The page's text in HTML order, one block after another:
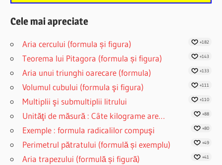
Cele mai apreciate
Aria cercului (formula și figura) +182
Teorema lui Pitagora (formula și figura) +143
Aria unui triunghi oarecare (formula) +133
Volumul cubului (formula şi figura) +111
Multiplii şi submultiplii litrului +110
Unităţi de măsură : Câte kilograme are… +88
Exemple : formula radicalilor compuşi +80
Perimetrul pătratului (formulă și exemplu) +49
Aria trapezului (formulă și figură) +41